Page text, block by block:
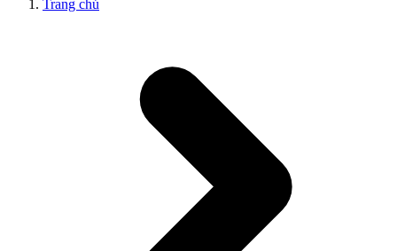
Trang chủ